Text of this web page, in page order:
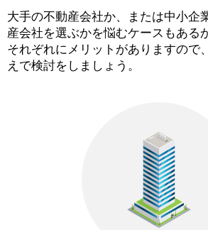
大手の不動産会社か、または中小企
産会社を選ぶかを悩むケースもある
それぞれにメリットがありますので
えで検討をしましょう。